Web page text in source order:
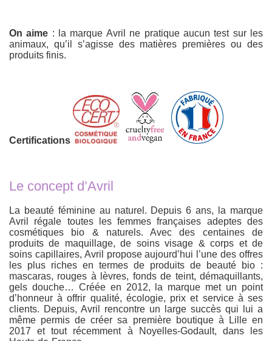
On aime : la marque Avril ne pratique aucun test sur les
animaux, qu’il s’agisse des matières premières ou des
produits finis.
Certifications
Le concept d’Avril
La beauté féminine au naturel. Depuis 6 ans, la marque
Avril régale toutes les femmes françaises adeptes des
cosmétiques bio & naturels. Avec des centaines de
produits de maquillage, de soins visage & corps et de
soins capillaires, Avril propose aujourd’hui l’une des offres
les plus riches en termes de produits de beauté bio :
mascaras, rouges à lèvres, fonds de teint, démaquillants,
gels douche… Créée en 2012, la marque met un point
d’honneur à offrir qualité, écologie, prix et service à ses
clients. Depuis, Avril rencontre un large succès qui lui a
même permis de créer sa première boutique à Lille en
2017 et tout récemment à Noyelles-Godault, dans les